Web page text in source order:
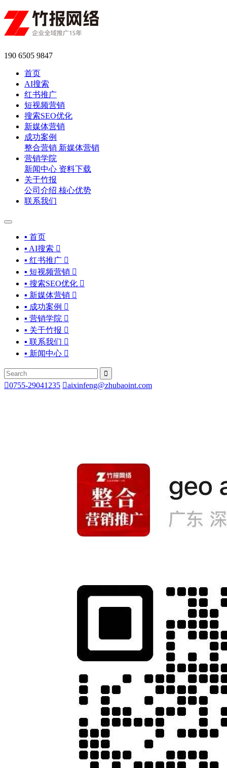
190 6505 9847
首页
AI搜索
红书推广
短视频营销
搜索SEO优化
新媒体营销
成功案例
整合营销 新媒体营销
营销学院
新闻中心 资料下载
关于竹报
公司介绍 核心优势
联系我们
▪ 首页
▪ AI搜索 
▪ 红书推广 
▪ 短视频营销 
▪ 搜索SEO优化 
▪ 新媒体营销 
▪ 成功案例 
▪ 营销学院 
▪ 关于竹报 
▪ 联系我们 
▪ 新闻中心 

0755-29041235 aixinfeng@zhubaoint.com